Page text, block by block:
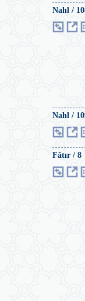
Nahl /
Nahl /
Fâtır / 8